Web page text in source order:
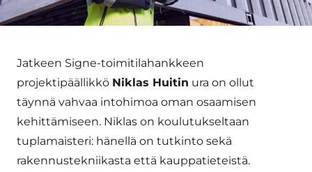
Jatkeen Signe-toimitilahankkeen
projektipäällikkö Niklas Huitin ura on ollut
täynnä vahvaa intohimoa oman osaamisen
kehittämiseen. Niklas on koulutukseltaan
tuplamaisteri: hänellä on tutkinto sekä
rakennustekniikasta että kauppatieteistä.